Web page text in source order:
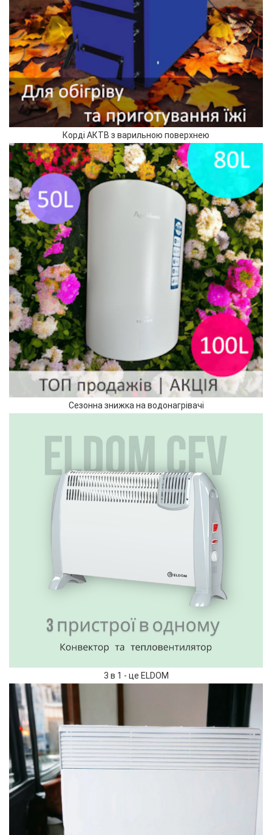
Корді АКТВ з варильною поверхнею
Сезонна знижка на водонагрівачі
3 в 1 - це ELDOM